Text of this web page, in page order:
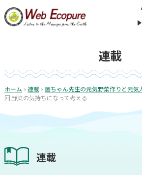
ン
キ
ッ
プ
連載
ホーム > 連載> 菌ちゃん先生の元気野菜作りと元気
回 野菜の気持ちになって考える
連載
投
稿
ー
シ
ョ
ン